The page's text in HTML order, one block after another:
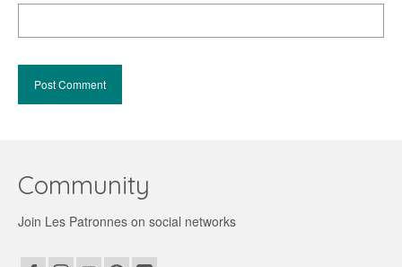
Community
Join Les Patronnes on social networks